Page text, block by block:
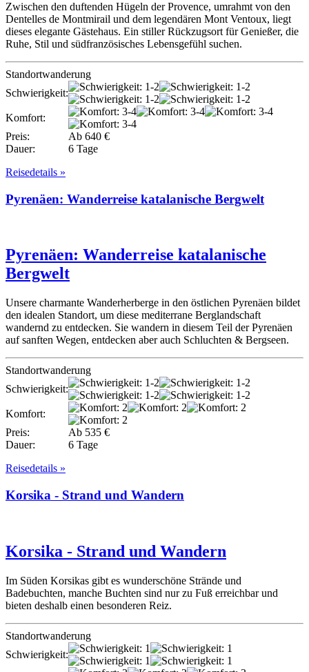
Zwischen den duftenden Hügeln der Provence, umrahmt von den
Dentelles de Montmirail und dem legendären Mont Ventoux, liegt
dieses elegante Gästehaus. Ein stiller Rückzugsort für Genießer, die
Ruhe, Stil und südfranzösisches Lebensgefühl suchen.
Standortwanderung
Schwierigkeit:
Komfort:
Preis:
Ab 640 €
Dauer:
6 Tage
Reisedetails »
Pyrenäen: Wanderreise katalanische Bergwelt
Pyrenäen: Wanderreise katalanische
Bergwelt
Unsere charmante Wanderherberge in den östlichen Pyrenäen bildet
den idealen Standort, um diese mediterrane Berglandschaft
wandernd zu entdecken. Sie wandern in diesem Teil der Pyrenäen
auf sanften Wegen, entdecken aber auch Schluchten & Bergseen.
Standortwanderung
Schwierigkeit:
Komfort:
Preis:
Ab 535 €
Dauer:
6 Tage
Reisedetails »
Korsika - Strand und Wandern
Korsika - Strand und Wandern
Im Süden Korsikas gibt es wunderschöne Strände und
Badebuchten, manche Buchten sind nur zu Fuß erreichbar und
bieten deshalb einen besonderen Reiz.
Standortwanderung
Schwierigkeit: